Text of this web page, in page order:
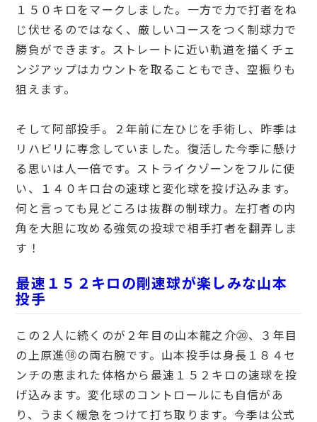
１５０キロをマークしました。一方で力で打者をね
じ伏せるのではなく、厳しいコースをつく制球力で
勝負ができます。ストレートに近い軌道を描くチェ
ンジアップはカウントを取ることもでき、空振りも
狙えます。
そして阿部投手。２年前に左ひじを手術し、昨季は
リハビリに専念していました。復活した今季に懸け
る思いは人一倍です。ストライクゾーンをフルに使
い、１４０キロ台の速球と変化球を投げ込みます。
何と言っても見どころは抜群の制球力。左打者の内
角を大胆に攻める強気の投球で相手打者を翻弄しま
す！
最速１５２キロの剛速球が楽しみな山本
投手
この２人に続くのが２年目の山本龍之介⑳、３年目
の上原進⑱の両右腕です。山本投手は身長１８４セ
ンチの恵まれた体格から最速１５２キロの速球を投
げ込みます。変化球のコントロールにも自信があ
り、うまく緩急をつけて打ち取ります。今季は公式